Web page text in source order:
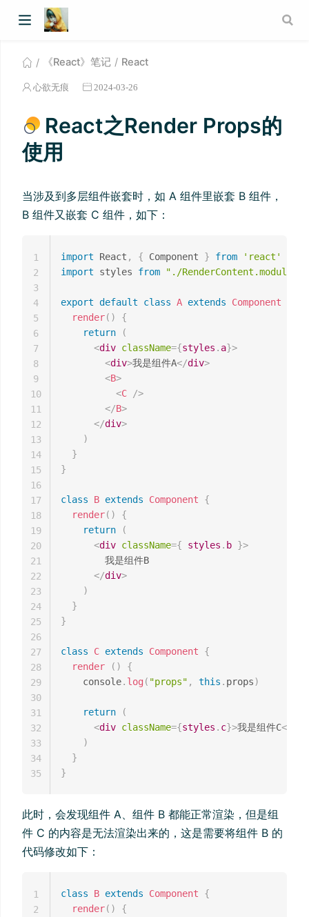
《React》笔记 React
心欲无痕 2024-03-26
React之Render Props的
使用
当涉及到多层组件嵌套时，如 A 组件里嵌套 B 组件，
B 组件又嵌套 C 组件，如下：
import React , { Component } from
'react'
import styles from "./
export default class A extends Component
render( )
{
return
(
<div className={styles . a}>
<div>我是组件A</div>
<B>
<C
/>
</B>
</div>
)
}
}
class B extends Component
{
render( )
{
return
(
<div className={ styles . b }>
        我是组件B
</div>
)
}
}
class C extends Component
{
render
( )
{
    console
. log ( "props" , this . props)
return
(
<div className={styles . c}>我是组件C</
)
}
}
1
2
3
4
5
6
7
8
9
10
11
12
13
14
15
16
17
18
19
20
21
22
23
24
25
26
27
28
29
30
31
32
33
34
35
此时，会发现组件 A、组件 B 都能正常渲染，但是组
件 C 的内容是无法渲染出来的，这是需要将组件 B 的
代码修改如下：
class B extends Component
{
render( )
{
1
2